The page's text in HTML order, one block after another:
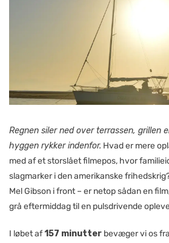
Regnen siler ned over terrassen, grillen
hyggen rykker indenfor. Hvad er mere
med af et storslået filmepos, hvor
slagmarker i den amerikanske
Mel Gibson i front – er netop sådan en
grå eftermiddag til en pulsdrivende
I løbet af157 minutter bevæger vi os